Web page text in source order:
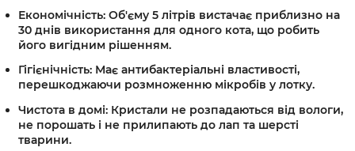
Економічність: Об'єму 5 літрів вистачає приблизно на
30 днів використання для одного кота, що робить
його вигідним рішенням.
Гігієнічність: Має антибактеріальні властивості,
перешкоджаючи розмноженню мікробів у лотку.
Чистота в домі: Кристали не розпадаються від вологи,
не порошать і не прилипають до лап та шерсті
тварини.